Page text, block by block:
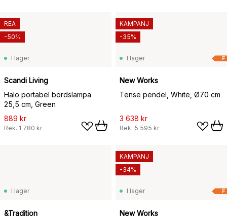
I lager
Scandi Living
Halo portabel bordslampa
25,5 cm, Green
889 kr
Rek. 1 780 kr
REA
-50%
F
I lager
New Works
Tense pendel, White, Ø70 cm
3 638 kr
Rek. 5 595 kr
KAMPANJ
-35%
I lager
&Tradition
F
I lager
New Works
KAMPANJ
-34%